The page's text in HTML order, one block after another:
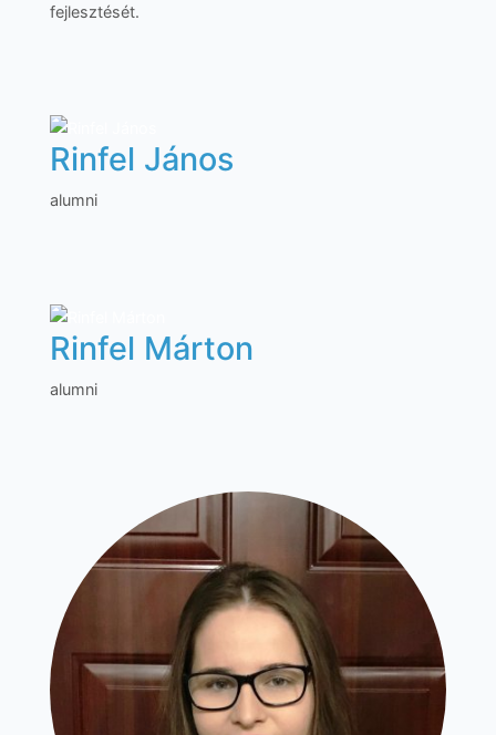
fejlesztését.
Rinfel János
alumni
Rinfel Márton
alumni